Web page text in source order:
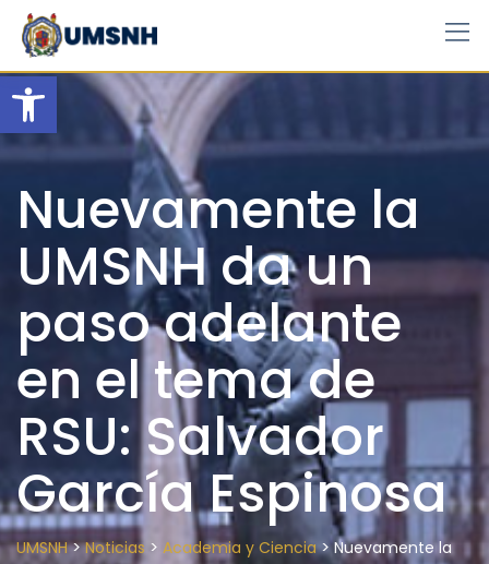
Open toolbar
Skip
content
Nuevamente la
UMSNH da un
paso adelante
en el tema de
RSU: Salvador
García Espinosa
UMSNH>Noticias > Academia y Ciencia>Nuevamente la